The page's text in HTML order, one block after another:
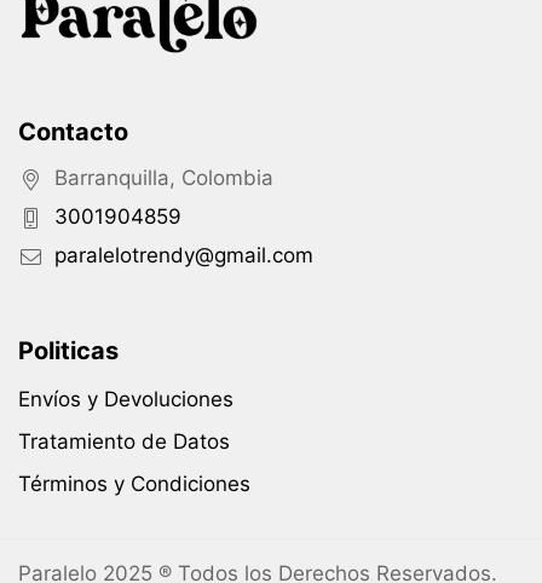
Contacto
Barranquilla, Colombia
3001904859
paralelotrendy@gmail.com
Politicas
Envíos y Devoluciones
Tratamiento de Datos
Términos y Condiciones
Paralelo 2025 ® Todos los Derechos Reservados.